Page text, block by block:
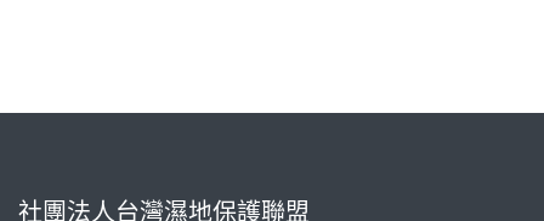
社團法人台灣濕地保護聯盟